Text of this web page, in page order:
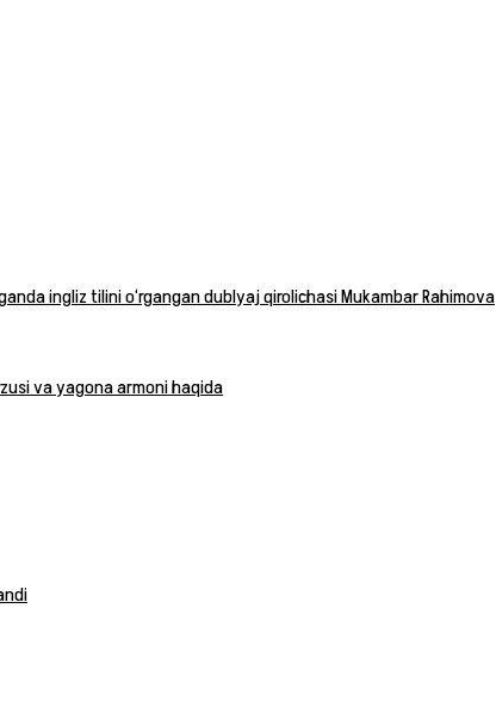
ingliz tilini o‘rgangan dublyaj qirolichasi Mukambar Rahimova
va yagona armoni haqida